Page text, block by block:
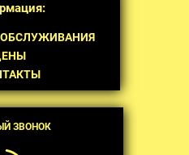
ЗВОНОК